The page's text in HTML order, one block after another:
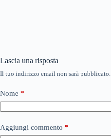
Lascia una risposta
Il tuo indirizzo email non sarà pubblicato.
Nome *
Aggiungi commento *